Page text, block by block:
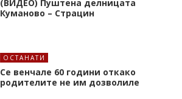
(ВИДЕО) Пуштена делницата
Куманово – Страцин
ОСТАНАТИ
Се венчале 60 години откако
родителите не им дозволиле